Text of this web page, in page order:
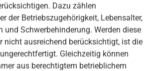
Dazu zählen
der Betriebszugehörigkeit, Lebensalter,
und Schwerbehinderung. Werden diese
nicht ausreichend berücksichtigt, ist die
Gleichzeitig können
aus berechtigtem betrieblichem